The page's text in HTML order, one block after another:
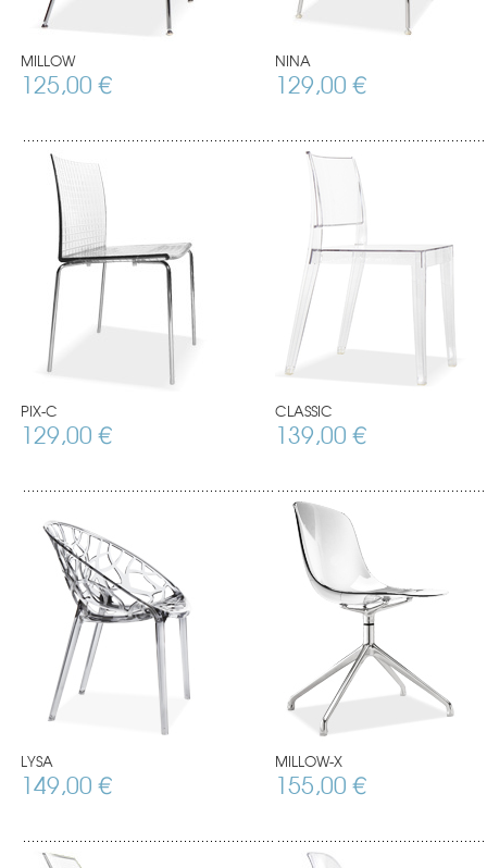
MILLOW
125,00 €
NINA
129,00 €
PIX-C
129,00 €
CLASSIC
139,00 €
LYSA
149,00 €
MILLOW-X
155,00 €